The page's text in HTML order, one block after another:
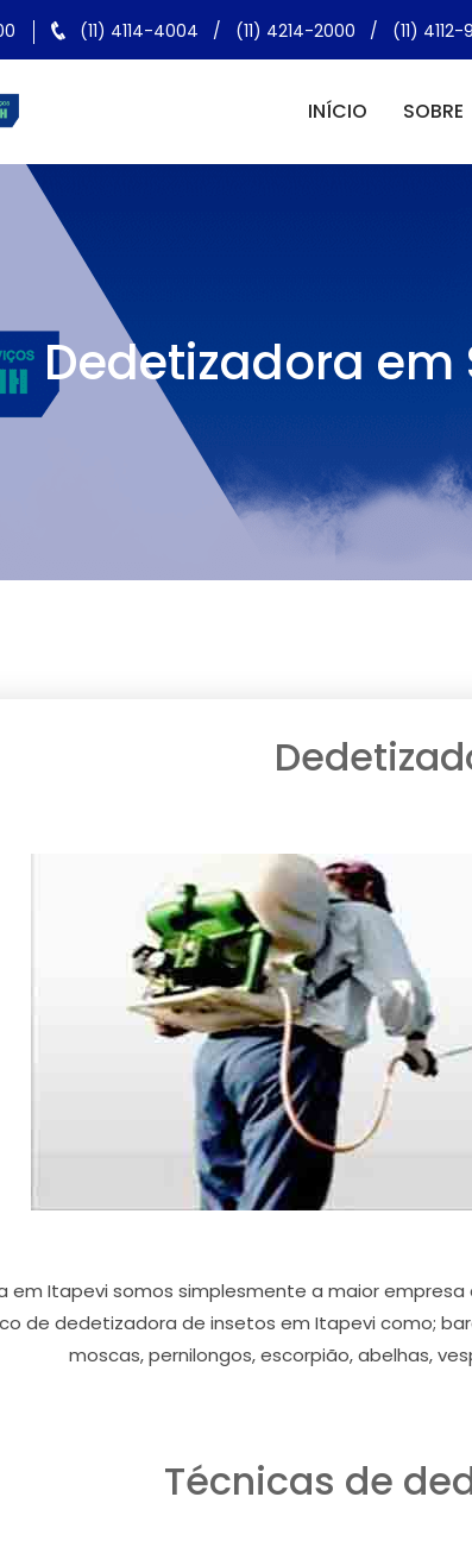
(11) 4114-4004 / (11) 4214-2000 / (11)
INÍCIO SOBRE
Dedetizadora em
em Itapevi somos simplesmente a maior
de dedetizadora de insetos em Itapevi como;
moscas, pernilongos, escorpião, abelhas,
Técnicas de